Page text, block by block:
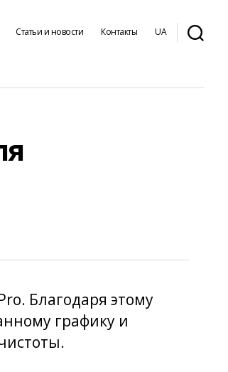
Статьи и новости Контакты UA
Благодаря этому
графику и